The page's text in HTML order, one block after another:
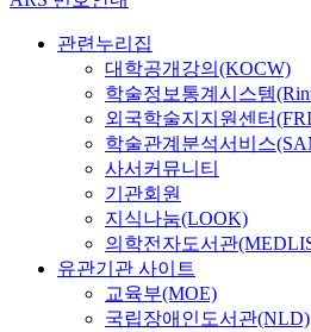
관련누리집
대학공개강의(KOCW)
학술정보통계시스템
외국학술지지원센터
학술관계분석서비스
사서커뮤니티
기관회원
지식나눔(LOOK)
의학전자도서관
유관기관 사이트
교육부(MOE)
국립장애인도서관(NLD)